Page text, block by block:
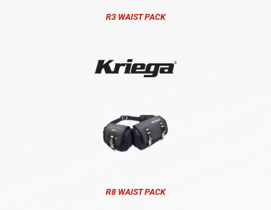
R3 WAIST PACK
R8 WAIST PACK